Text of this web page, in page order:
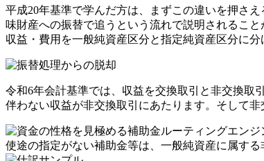
平成20年基準で学んだ方は、まずこの違いを押さ
味財産への振替で追うという流れで説明されるこ
収益・費用を一般純資産区分と指定純資産区分に分
令和6年会計基準では、収益を交換取引と非交換
伴わない収益が非交換取引にあたります。そして
使途の指定がない補助金等は、一般純資産に属す